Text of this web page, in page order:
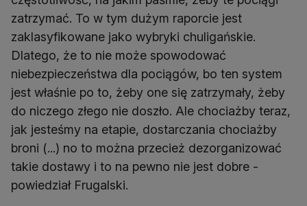
zatrzymać. To w tym dużym raporcie jest
zaklasyfikowane jako wybryki chuligańskie.
Dlatego, że to nie może spowodować
niebezpieczeństwa dla pociągów, bo ten system
jest właśnie po to, żeby one się zatrzymały, żeby
do niczego złego nie doszło. Ale chociażby teraz,
jak jesteśmy na etapie, dostarczania chociażby
broni (...) no to można przecież dezorganizować
takie dostawy i to na pewno nie jest dobre -
powiedział Frugalski.